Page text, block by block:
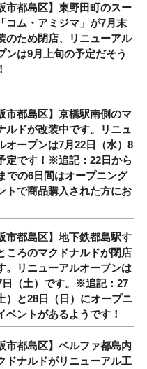
市都島区】東野田町のスー
コム・アミジマ」が7月末
のため閉店、リニューアル
ンは9月上旬の予定だそう
市都島区】京橋駅南側のマ
ルドが改装中です。リニュ
オープンは7月22日（水）8
定です！※追記：22日から
での6日間はオープニング
トで商品購入された方にお
市都島区】地下鉄都島駅す
ころのマクドナルドが閉店
。リニューアルオープンは
日（土）です。※追記：27
）と28日（日）にオープニ
ベントがあるようです！
市都島区】ベルファ都島内
ドナルドがリニューアル工